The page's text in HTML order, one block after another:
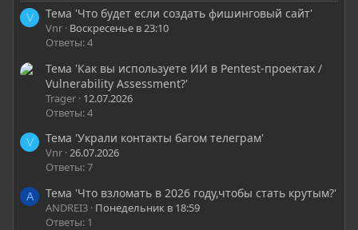
V Тема 'Что будет если создать фишинговый сайт'
Vnr Воскресенье в 23:10
Ответы: 4
Тема 'Как вы используете ИИ в Pentest-проектах /
Vulnerability Assessment?'
Trager 12.07.2026
Ответы: 4
V Тема 'Украли контакты багом телеграм'
Vnr 26.07.2026
Ответы: 7
A Тема 'Что взломать в 2026 году,чтобы стать крутым?'
ANDREI3 Понедельник в 18:59
Ответы: 1